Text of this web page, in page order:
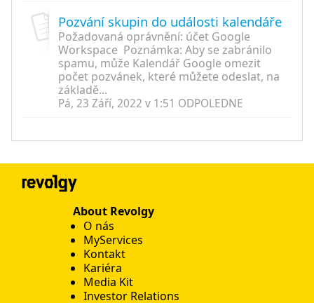
Pozvání skupin do události kalendáře
Požadovaná oprávnění: účet Google
Workspace ​ Poznámka: Aby se zabránilo
spamu, může Kalendář Google omezit
počet pozvánek, které můžete odeslat, na
základě...
Pá, 23 Září, 2022 v 1:51 ODPOLEDNE
About Revolgy
O nás
MyServices
Kontakt
Kariéra
Media Kit
Investor Relations